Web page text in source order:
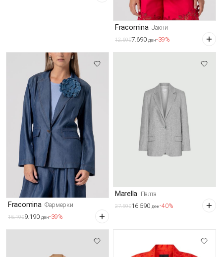
Fracomina Јакни
12.6907.690 ден-39%
Fracomina Фармерки
15.1909.190 ден-39%
Marella Палта
27.59016.590 ден-40%